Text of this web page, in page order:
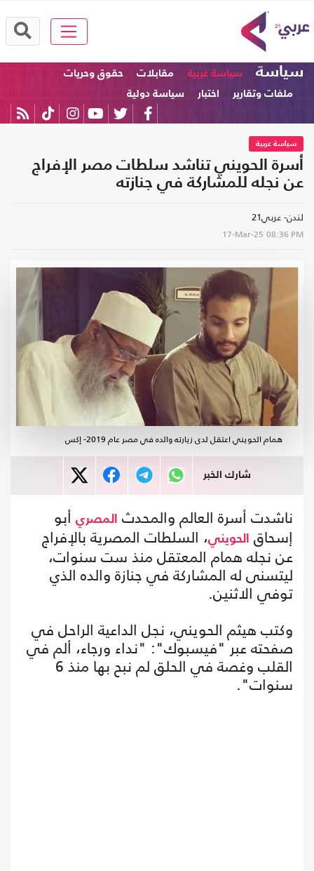
سياسة سياسة عربية مقابلات
حقوق وحريات
ملفات وتقارير
اختبار سياسة دولية
سياسة عربية
أسرة الحويني تناشد سلطات مصر الإفراج
عن نجله للمشاركة في جنازته
لندن- عربي21
17-Mar-25 08:36 PM
همام الحويني اعتقل لدى زيارته والده في مصر عام 2019- إكس
شارك الخبر
ناشدت أسرة العالم والمحدث المصري أبو
إسحاق
الحويني، السلطات المصرية بالإفراج
عن نجله همام المعتقل منذ ست سنوات،
ليتسنى له المشاركة في جنازة والده الذي
توفي الاثنين.
وكتب هيثم الحويني، نجل الداعية الراحل في
صفحته عبر "فيسبوك": "نداء ورجاء، ألم في
القلب وغصة في الحلق لم نبح بها منذ 6
سنوات".